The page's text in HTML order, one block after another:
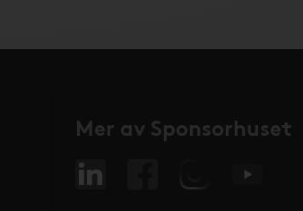
Mer av Sponsorhuset